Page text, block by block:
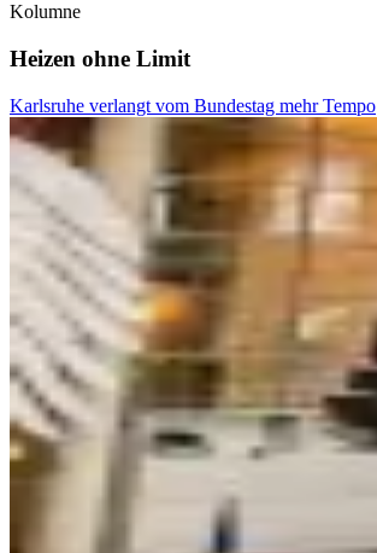
Kolumne
Heizen ohne Limit
Karlsruhe verlangt vom Bundestag mehr Tempo